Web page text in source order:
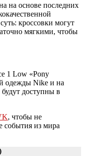
на основе последних
кроссовки могут
мягкими, чтобы
1 Low «Pony
одежды Nike и на
доступны в
, чтобы не
события из мира